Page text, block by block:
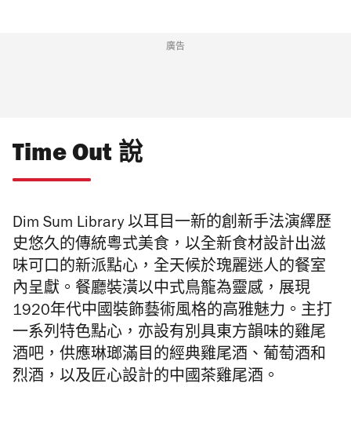
廣告
Time Out 說
Dim Sum Library 以耳目一新的創新手法演繹歷
史悠久的傳統粵式美食 ，以全新食材設計出滋
味可口的新派點心， 全天候於瑰麗迷人的餐室
內呈獻。餐廳裝潢以中式鳥籠為靈感，展現
1920年代中國裝飾藝術風格的高雅魅力。主打
一系列特色點心，亦設有別具東方韻味的雞尾
酒吧， 供應琳瑯滿目的經典雞尾酒、葡萄酒和
烈酒， 以及匠心設計的中國茶雞尾酒。